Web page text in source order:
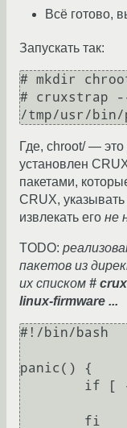
Всё готово,
Запускать так:
# mkdir
# cruxstrap --
/tmp/usr/bin/
Где, chroot/ — это
установлен
пакетами,
CRUX,
извлекать его не
TODO:
пакетов из
их списком #
linux-firmware ...
#!/bin/bash
panic() {